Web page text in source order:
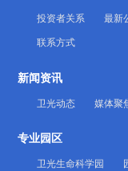
投资者关系 最新
联系方式
新闻资讯
卫光动态 媒体聚
专业园区
卫光生命科学园